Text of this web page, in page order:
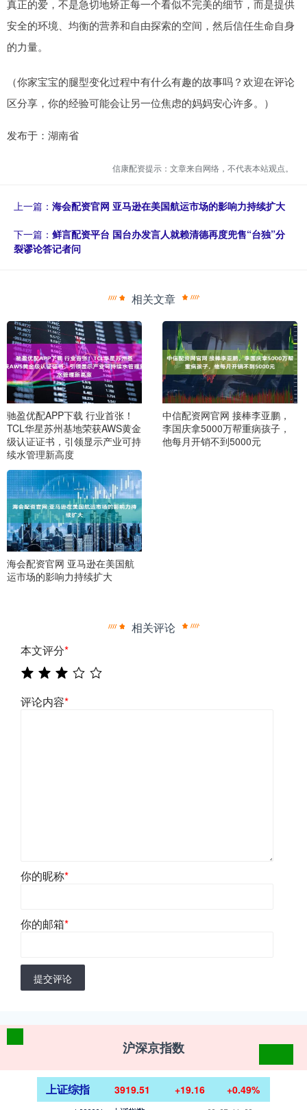
真正的爱，不是急切地矫正每一个看似不完美的细节，而是提供
安全的环境、均衡的营养和自由探索的空间，然后信任生命自身
的力量。
（你家宝宝的腿型变化过程中有什么有趣的故事吗？欢迎在评论
区分享，你的经验可能会让另一位焦虑的妈妈安心许多。）
发布于：湖南省
信康配资提示：文章来自网络，不代表本站观点。
上一篇： 海会配资官网 亚马逊在美国航运市场的影响力持续扩大
下一篇： 鲜言配资平台 国台办发言人就赖清德再度兜售“台独”分
裂谬论答记者问
相关文章
驰盈优配APP下载 行业首张！
TCL华星苏州基地荣获AWS黄金
级认证证书，引领显示产业可持
续水管理新高度
中信配资网官网 接棒李亚鹏，
李国庆拿5000万帮重病孩子，
他每月开销不到5000元
海会配资官网 亚马逊在美国航
运市场的影响力持续扩大
相关评论
本文评分*
评论内容*
你的昵称*
你的邮箱*
提交评论
沪深京指数
上证综指 3919.51 +19.16 +0.49%